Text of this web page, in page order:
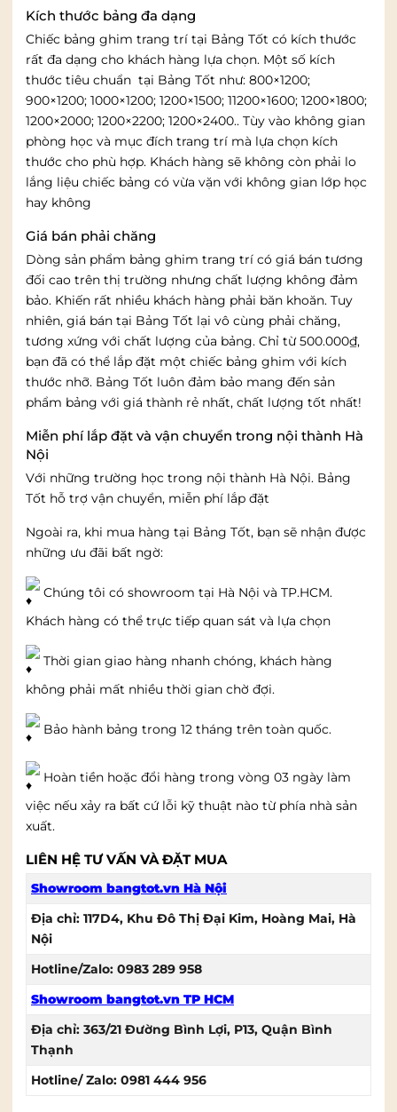
Kích thước bảng đa dạng
Chiếc bảng ghim trang trí tại Bảng Tốt có kích thước
rất đa dạng cho khách hàng lựa chọn. Một số kích
thước tiêu chuẩn tại Bảng Tốt như: 800×1200;
900×1200; 1000×1200; 1200×1500; 11200×1600; 1200×1800;
1200×2000; 1200×2200; 1200×2400.. Tùy vào không gian
phòng học và mục đích trang trí mà lựa chọn kích
thước cho phù hợp. Khách hàng sẽ không còn phải lo
lắng liệu chiếc bảng có vừa vặn với không gian lớp học
hay không
Giá bán phải chăng
Dòng sản phẩm bảng ghim trang trí có giá bán tương
đối cao trên thị trường nhưng chất lượng không đảm
bảo. Khiến rất nhiều khách hàng phải băn khoăn. Tuy
nhiên, giá bán tại Bảng Tốt lại vô cùng phải chăng,
tương xứng với chất lượng của bảng. Chỉ từ 500.000₫,
bạn đã có thể lắp đặt một chiếc bảng ghim với kích
thước nhỡ. Bảng Tốt luôn đảm bảo mang đến sản
phẩm bảng với giá thành rẻ nhất, chất lượng tốt nhất!
Miễn phí lắp đặt và vận chuyển trong nội thành Hà
Nội
Với những trường học trong nội thành Hà Nội. Bảng
Tốt hỗ trợ vận chuyển, miễn phí lắp đặt
Ngoài ra, khi mua hàng tại Bảng Tốt, bạn sẽ nhận được
những ưu đãi bất ngờ:
Chúng tôi có showroom tại Hà Nội và TP.HCM.
Khách hàng có thể trực tiếp quan sát và lựa chọn
Thời gian giao hàng nhanh chóng, khách hàng
không phải mất nhiều thời gian chờ đợi.
Bảo hành bảng trong 12 tháng trên toàn quốc.
Hoàn tiền hoặc đổi hàng trong vòng 03 ngày làm
việc nếu xảy ra bất cứ lỗi kỹ thuật nào từ phía nhà sản
xuất.
LIÊN HỆ TƯ VẤN VÀ ĐẶT MUA
Showroom bangtot.vn Hà Nội
Địa chỉ: 117D4, Khu Đô Thị Đại Kim, Hoàng Mai, Hà
Nội
Hotline/Zalo: 0983 289 958
Showroom bangtot.vn TP HCM
Địa chỉ: 363/21 Đường Bình Lợi, P13, Quận Bình
Thạnh
Hotline/ Zalo: 0981 444 956